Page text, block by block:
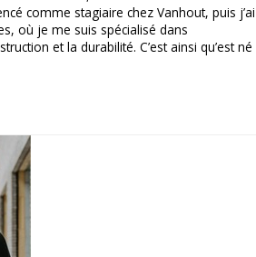
comme stagiaire chez Vanhout, puis j’ai
où je me suis spécialisé dans
et la durabilité. C’est ainsi qu’est né